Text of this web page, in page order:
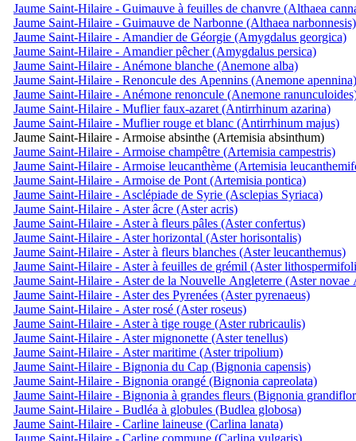
Jaume Saint-Hilaire - Guimauve à feuilles de chanvre (Althaea
Jaume Saint-Hilaire - Guimauve de Narbonne (Althaea narbonnesis)
Jaume Saint-Hilaire - Amandier de Géorgie (Amygdalus georgica)
Jaume Saint-Hilaire - Amandier pêcher (Amygdalus persica)
Jaume Saint-Hilaire - Anémone blanche (Anemone alba)
Jaume Saint-Hilaire - Renoncule des Apennins (Anemone apennina)
Jaume Saint-Hilaire - Anémone renoncule (Anemone
Jaume Saint-Hilaire - Muflier faux-azaret (Antirrhinum azarina)
Jaume Saint-Hilaire - Muflier rouge et blanc (Antirrhinum majus)
Jaume Saint-Hilaire - Armoise absinthe (Artemisia absinthum)
Jaume Saint-Hilaire - Armoise champêtre (Artemisia campestris)
Jaume Saint-Hilaire - Armoise leucanthème (Artemisia
Jaume Saint-Hilaire - Armoise de Pont (Artemisia pontica)
Jaume Saint-Hilaire - Asclépiade de Syrie (Asclepias Syriaca)
Jaume Saint-Hilaire - Aster âcre (Aster acris)
Jaume Saint-Hilaire - Aster à fleurs pâles (Aster confertus)
Jaume Saint-Hilaire - Aster horizontal (Aster horisontalis)
Jaume Saint-Hilaire - Aster à fleurs blanches (Aster leucanthemus)
Jaume Saint-Hilaire - Aster à feuilles de grémil (Aster
Jaume Saint-Hilaire - Aster de la Nouvelle Angleterre (Aster novae
Jaume Saint-Hilaire - Aster des Pyrenées (Aster pyrenaeus)
Jaume Saint-Hilaire - Aster rosé (Aster roseus)
Jaume Saint-Hilaire - Aster à tige rouge (Aster rubricaulis)
Jaume Saint-Hilaire - Aster mignonette (Aster tenellus)
Jaume Saint-Hilaire - Aster maritime (Aster tripolium)
Jaume Saint-Hilaire - Bignonia du Cap (Bignonia capensis)
Jaume Saint-Hilaire - Bignonia orangé (Bignonia capreolata)
Jaume Saint-Hilaire - Bignonia à grandes fleurs (Bignonia
Jaume Saint-Hilaire - Budléa à globules (Budlea globosa)
Jaume Saint-Hilaire - Carline laineuse (Carlina lanata)
Jaume Saint-Hilaire - Carline commune (Carlina vulgaris)